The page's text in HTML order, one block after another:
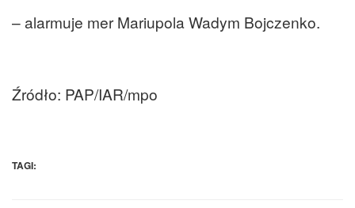
– alarmuje mer Mariupola Wadym Bojczenko.
Źródło: PAP/IAR/mpo
TAGI: